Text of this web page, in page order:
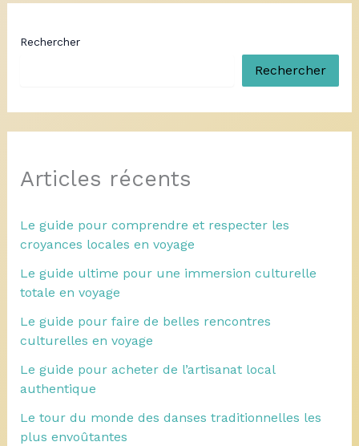
Rechercher
Rechercher
Articles récents
Le guide pour comprendre et respecter les
croyances locales en voyage
Le guide ultime pour une immersion culturelle
totale en voyage
Le guide pour faire de belles rencontres
culturelles en voyage
Le guide pour acheter de l’artisanat local
authentique
Le tour du monde des danses traditionnelles les
plus envoûtantes